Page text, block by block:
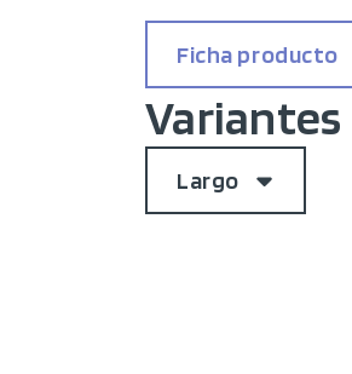
Ficha producto
Variantes
Largo